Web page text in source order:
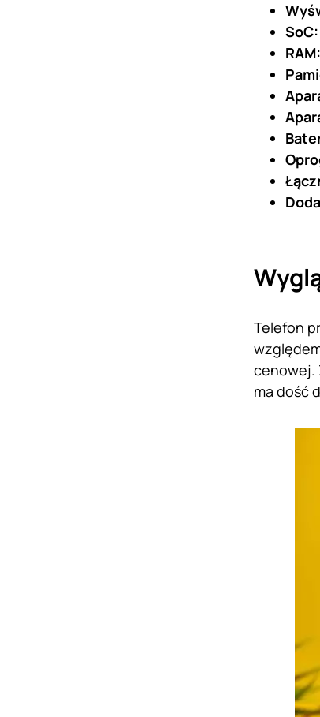
SoC:
RAM:
Telefon
cenowej.
ma dość